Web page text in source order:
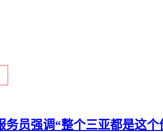
务员强调“整个三亚都是这个